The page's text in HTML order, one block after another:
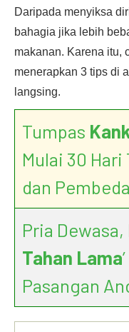
Daripada menyiksa
bahagia jika lebih
makanan. Karena itu,
menerapkan 3 tips di
langsing.
Tumpas
Mulai 30
dan
Pria Dewasa,
Tahan Lama
Pasangan